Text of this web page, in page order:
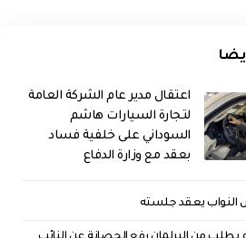
اعتقال مدير عام الشركة العامة
لتجارة السيارات هاشم
السوداني على خلفية فساد
بعقد مع وزارة الدفاع
يعقد جلسته